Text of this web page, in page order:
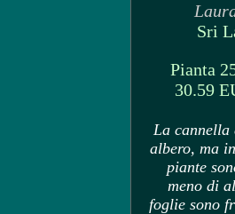
Sri
Pianta
30.59
La cannella
albero, ma
piante
meno di
foglie sono